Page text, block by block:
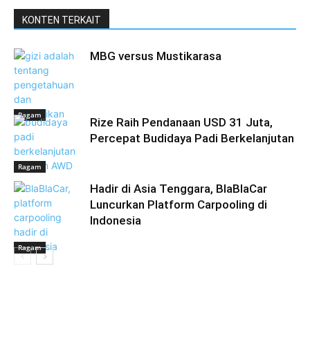
KONTEN TERKAIT
Ragam
MBG versus Mustikarasa
Ragam
Rize Raih Pendanaan USD 31 Juta,
Percepat Budidaya Padi Berkelanjutan
Ragam
Hadir di Asia Tenggara, BlaBlaCar
Luncurkan Platform Carpooling di
Indonesia